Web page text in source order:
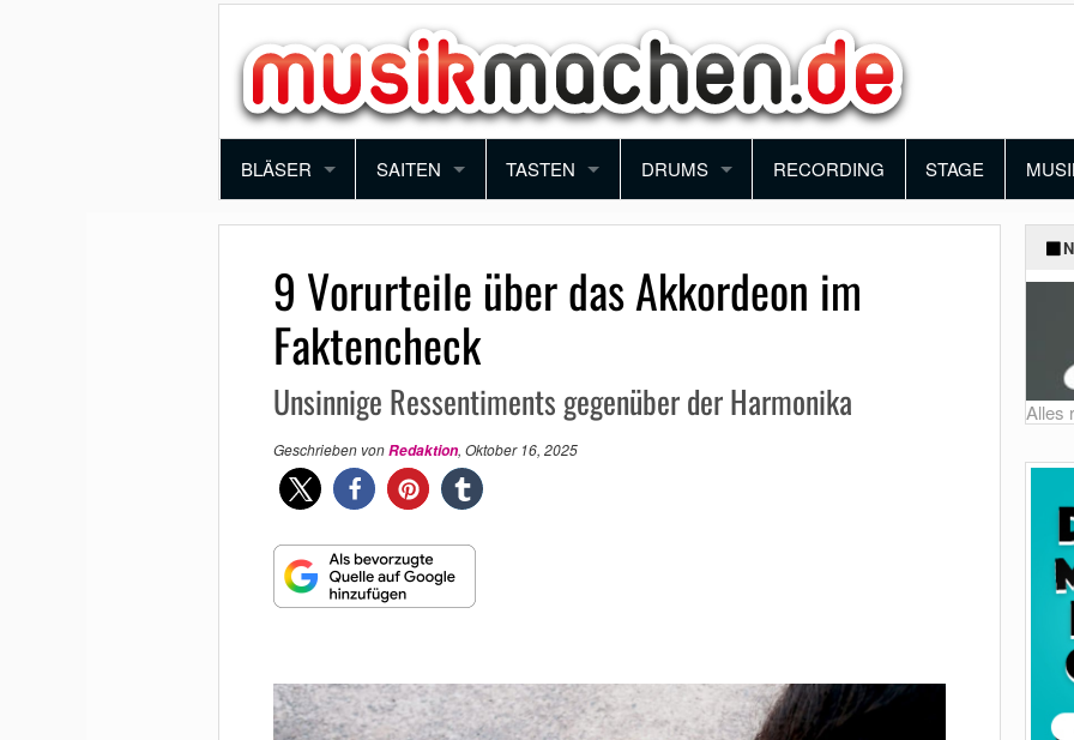
BLÄSER
TROMPETE
POSAUNE
SAXOPHON
KLARINETTE
QUERFLÖTE
MUNDHARMONIKA
SAITEN
VIOLINE
BRATSCHE
E-GITARRE
AKUSTIK GITARRE
E-BASS
TASTEN
PIANO
KEYBOARD
AKKORDEON
DRUMS
SCHLAGZEUG
PERCUSSION
RECORDING STAGE
FUN
9 Vorurteile über das Akkordeon im
Faktencheck
Unsinnige Ressentiments gegenüber der Harmonika
Geschrieben vonRedaktion, Oktober 16, 2025
Alles